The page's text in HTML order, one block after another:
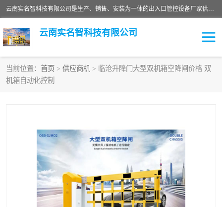
云南实名智科技有限公司是生产、销售、安装为一体的出入口管控设备厂家供应商。主营:电动伸缩门、道闸、广告道闸、重型空降闸、车牌识别、门禁通道、升降柱、岗亭、旗杆等智能设备。主营产品: 电动伸缩门,道闸门禁,车牌识别 生产、销售、安装为一体的出入口管控设备厂家源头供应商。
云南实名智科技有限公司
当前位置： 首页 > 供应商机 > 临沧升降门大型双机箱空降闸价格 双
机箱自动化控制
车牌识别门系列
升降门系列 通道闸系列
小门系列 伸缩门